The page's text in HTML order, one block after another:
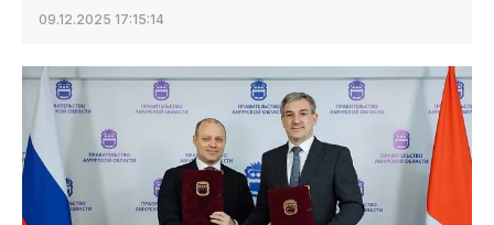
09.12.2025 17:15:14